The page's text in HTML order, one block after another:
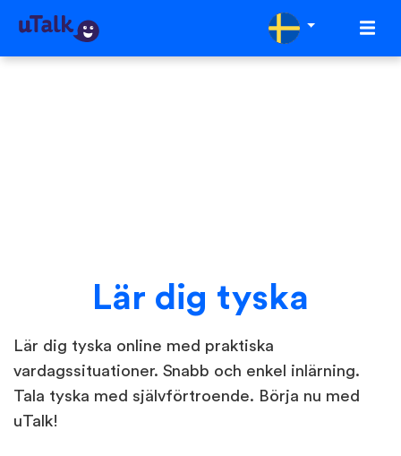
Lär dig tyska
Lär dig tyska online med praktiska
vardagssituationer. Snabb och enkel inlärning.
Tala tyska med självförtroende. Börja nu med
uTalk!